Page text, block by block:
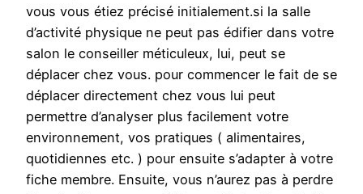
vous vous étiez précisé initialement.si la salle
d’activité physique ne peut pas édifier dans votre
salon le conseiller méticuleux, lui, peut se
déplacer chez vous. pour commencer le fait de se
déplacer directement chez vous lui peut
permettre d’analyser plus facilement votre
environnement, vos pratiques ( alimentaires,
quotidiennes etc. ) pour ensuite s’adapter à votre
fiche membre. Ensuite, vous n’aurez pas à perdre